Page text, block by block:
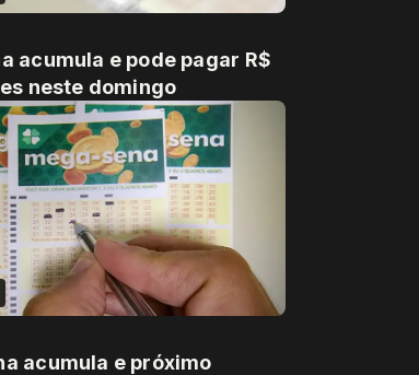
acumula e pode pagar R$
neste domingo
acumula e próximo